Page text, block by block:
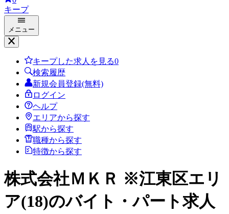
キープ
メニュー
キープした求人を見る0
検索履歴
新規会員登録(無料)
ログイン
ヘルプ
エリアから探す
駅から探す
職種から探す
特徴から探す
株式会社ＭＫＲ ※江東区エリ
ア(18)のバイト・パート求人